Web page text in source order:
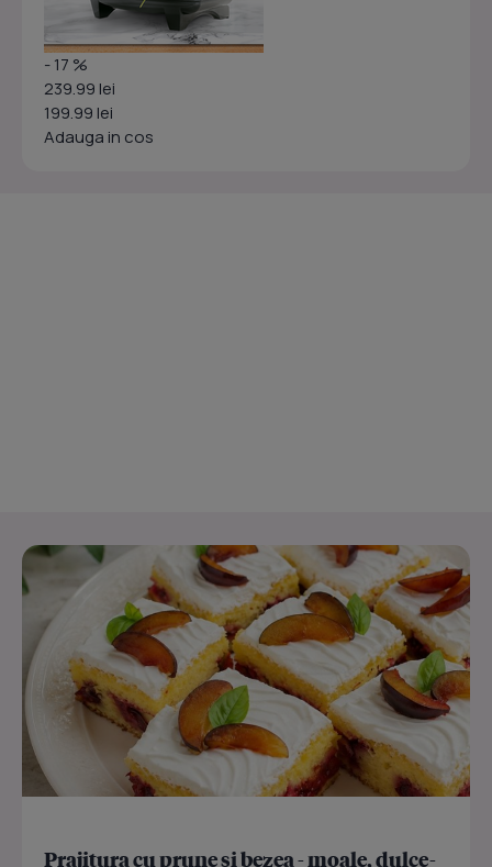
- 17 %
239.99 lei
199.99 lei
Adauga in cos
Prajitura cu prune si bezea - moale, dulce-